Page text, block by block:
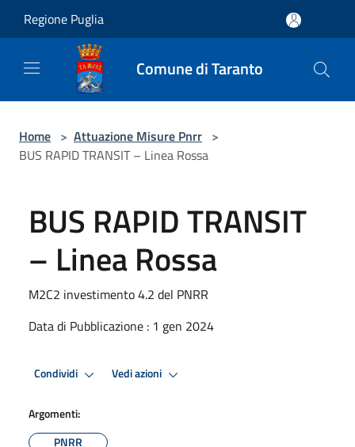
Regione Puglia
Comune di Taranto
Home > Attuazione Misure Pnrr >
BUS RAPID TRANSIT – Linea Rossa
BUS RAPID TRANSIT
– Linea Rossa
M2C2 investimento 4.2 del PNRR
Data di Pubblicazione : 1 gen 2024
Condividi Vedi azioni
Argomenti:
PNRR